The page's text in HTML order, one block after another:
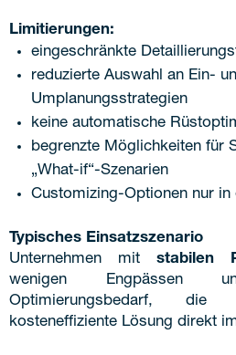
Limitierungen:
eingeschränkte
reduzierte Auswahl an Ein-
Umplanungsstrategien
keine automatische
begrenzte Möglichkeiten für
„What-if“-Szenarien
Customizing-Optionen nur in
Typisches Einsatzszenario
Unternehmen mit stabilen
wenigen Engpässen
Optimierungsbedarf, die
kosteneffiziente Lösung direkt